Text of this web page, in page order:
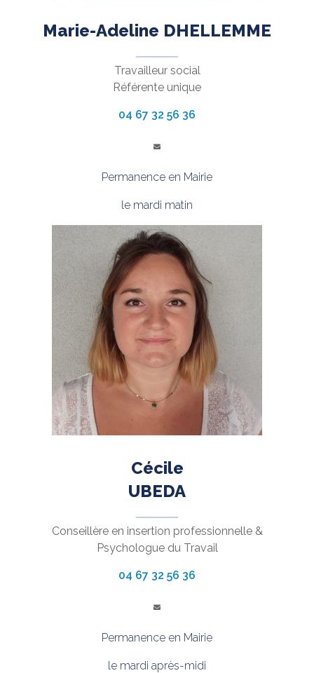
Marie-Adeline DHELLEMME
Travailleur social
Référente unique
04 67 32 56 36
Permanence en Mairie
le mardi matin
Cécile
UBEDA
Conseillère en insertion professionnelle &
Psychologue du Travail
04 67 32 56 36
Permanence en Mairie
le mardi après-midi